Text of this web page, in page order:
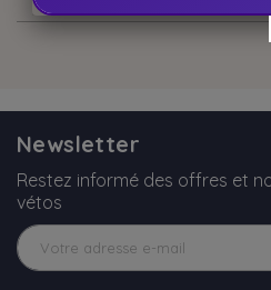
Newsletter
Restez informé des offres et
vétos